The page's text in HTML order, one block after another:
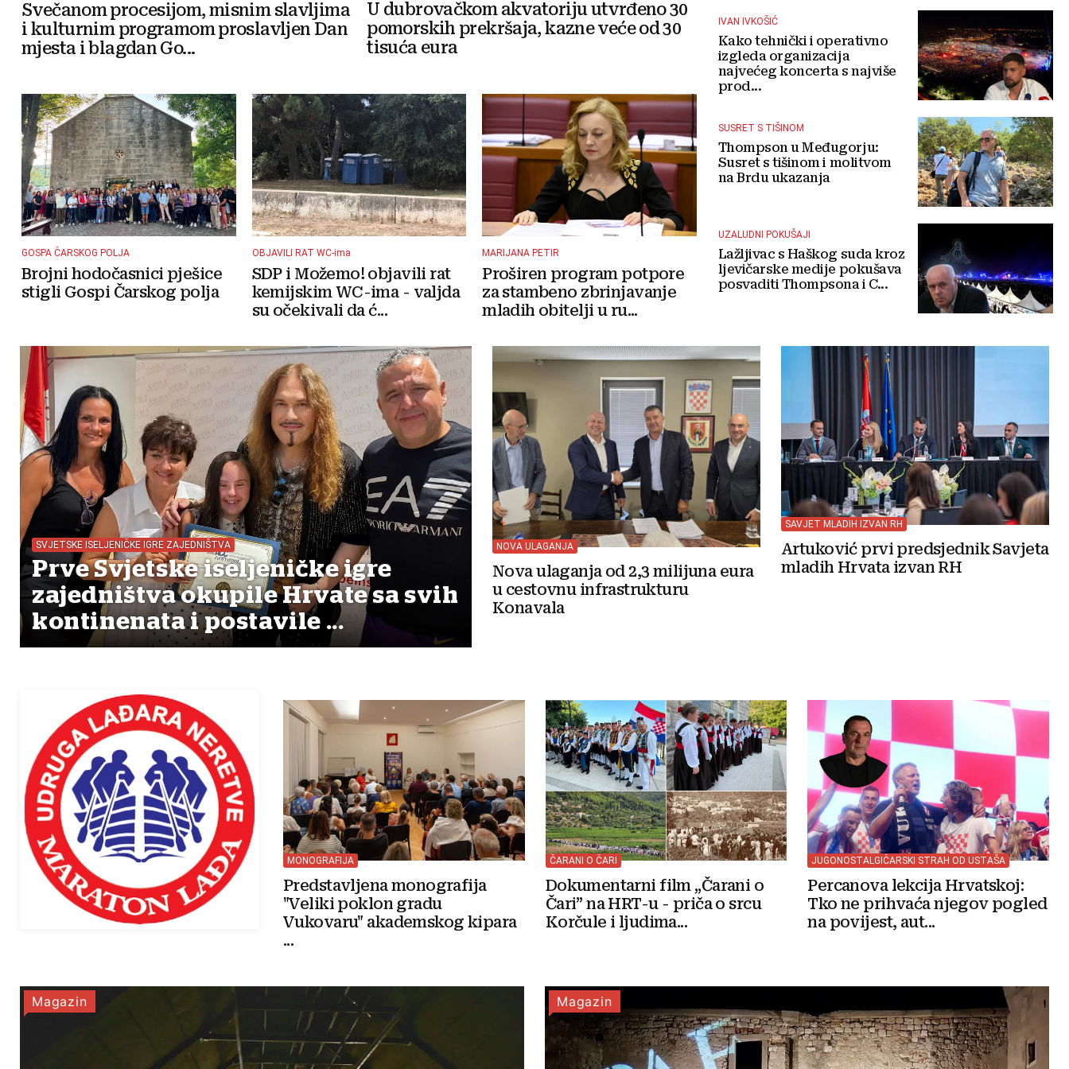
Svečanom procesijom, misnim slavljima
i kulturnim programom proslavljen Dan
mjesta i blagdan Go...
U dubrovačkom akvatoriju utvrđeno 30
pomorskih prekršaja, kazne veće od 30
tisuća eura
GOSPA ČARSKOG POLJA
Brojni hodočasnici pješice
stigli Gospi Čarskog polja
OBJAVILI RAT WC-ima
SDP i Možemo! objavili rat
kemijskim WC-ima - valjda
su očekivali da ć...
MARIJANA PETIR
Proširen program potpore
za stambeno zbrinjavanje
mladih obitelji u ru...
IVAN IVKOŠIĆ
Kako tehnički i operativno
izgleda organizacija
najvećeg koncerta s najviše
prod...
SUSRET S TIŠINOM
Thompson u Međugorju:
Susret s tišinom i molitvom
na Brdu ukazanja
UZALUDNI POKUŠAJI
Lažljivac s Haškog suda kroz
ljevičarske medije pokušava
posvaditi Thompsona i C...
SVJETSKE ISELJENIČKE IGRE ZAJEDNIŠTVA
Prve Svjetske iseljeničke igre
zajedništva okupile Hrvate sa svih
kontinenata i postavile ...
NOVA ULAGANJA
Nova ulaganja od 2,3 milijuna eura
u cestovnu infrastrukturu
Konavala
SAVJET MLADIH IZVAN RH
Artuković prvi predsjednik Savjeta
mladih Hrvata izvan RH
MONOGRAFIJA
Predstavljena monografija
"Veliki poklon gradu
Vukovaru" akademskog kipara
...
ČARANI O ČARI
Dokumentarni film „Čarani o
Čari” na HRT-u - priča o srcu
Korčule i ljudima...
JUGONOSTALGIČARSKI STRAH OD USTAŠA
Percanova lekcija Hrvatskoj:
Tko ne prihvaća njegov pogled
na povijest, aut...
Magazin Magazin